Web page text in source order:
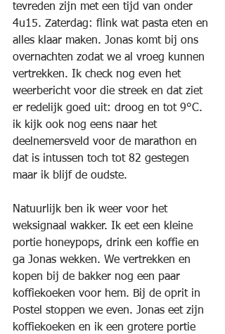
tevreden zijn met een tijd van onder
4u15. Zaterdag: flink wat pasta eten en
alles klaar maken. Jonas komt bij ons
overnachten zodat we al vroeg kunnen
vertrekken. Ik check nog even het
weerbericht voor die streek en dat ziet
er redelijk goed uit: droog en tot 9°C.
ik kijk ook nog eens naar het
deelnemersveld voor de marathon en
dat is intussen toch tot 82 gestegen
maar ik blijf de oudste.
Natuurlijk ben ik weer voor het
weksignaal wakker. Ik eet een kleine
portie honeypops, drink een koffie en
ga Jonas wekken. We vertrekken en
kopen bij de bakker nog een paar
koffiekoeken voor hem. Bij de oprit in
Postel stoppen we even. Jonas eet zijn
koffiekoeken en ik een grotere portie